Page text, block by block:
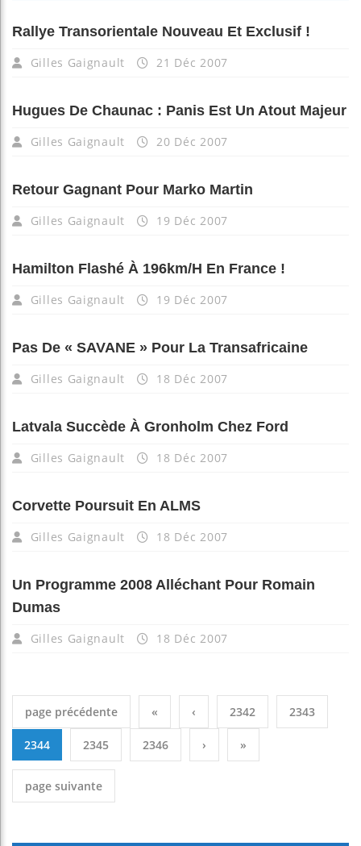
Rallye Transorientale Nouveau Et Exclusif !
Gilles Gaignault 21 Déc 2007
Hugues De Chaunac : Panis Est Un Atout Majeur
Gilles Gaignault 20 Déc 2007
Retour Gagnant Pour Marko Martin
Gilles Gaignault 19 Déc 2007
Hamilton Flashé À 196km/h En France !
Gilles Gaignault 19 Déc 2007
Pas De « SAVANE » Pour La Transafricaine
Gilles Gaignault 18 Déc 2007
Latvala Succède À Gronholm Chez Ford
Gilles Gaignault 18 Déc 2007
Corvette Poursuit En ALMS
Gilles Gaignault 18 Déc 2007
Un Programme 2008 Alléchant Pour Romain
Dumas
Gilles Gaignault 18 Déc 2007
page précédente « ‹ 2342 2343
2344 2345 2346 › »
page suivante